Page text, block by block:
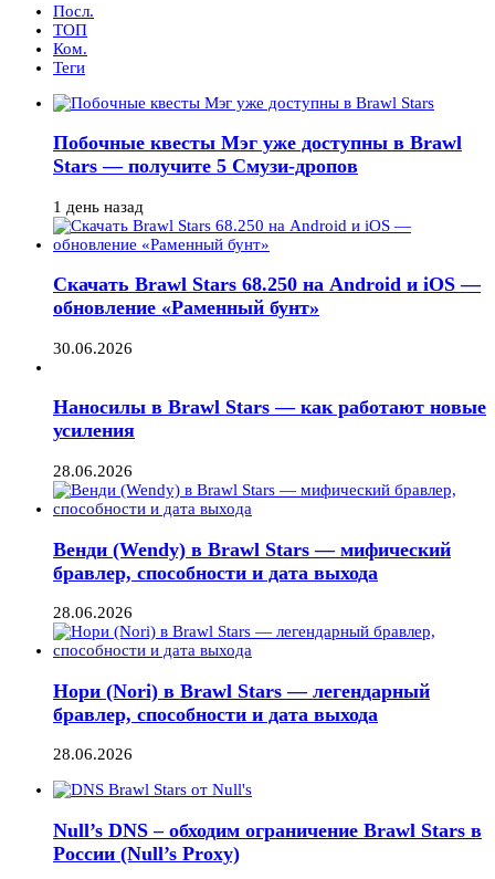
Посл.
ТОП
Ком.
Теги
Побочные квесты Мэг уже доступны в Brawl
Stars — получите 5 Смузи-дропов
1 день назад
Скачать Brawl Stars 68.250 на Android и iOS —
обновление «Раменный бунт»
30.06.2026
Наносилы в Brawl Stars — как работают новые
усиления
28.06.2026
Венди (Wendy) в Brawl Stars — мифический
бравлер, способности и дата выхода
28.06.2026
Нори (Nori) в Brawl Stars — легендарный
бравлер, способности и дата выхода
28.06.2026
Null’s DNS – обходим ограничение Brawl Stars в
России (Null’s Proxy)